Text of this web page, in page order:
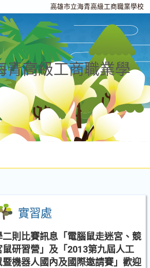
高雄市立海青高級工商職業學校
青高級工商職業學
實習處
則比賽訊息「電腦鼠走迷宮、競
研習營」及「2013第九屆人工
機器人國內及國際邀請賽」歡迎